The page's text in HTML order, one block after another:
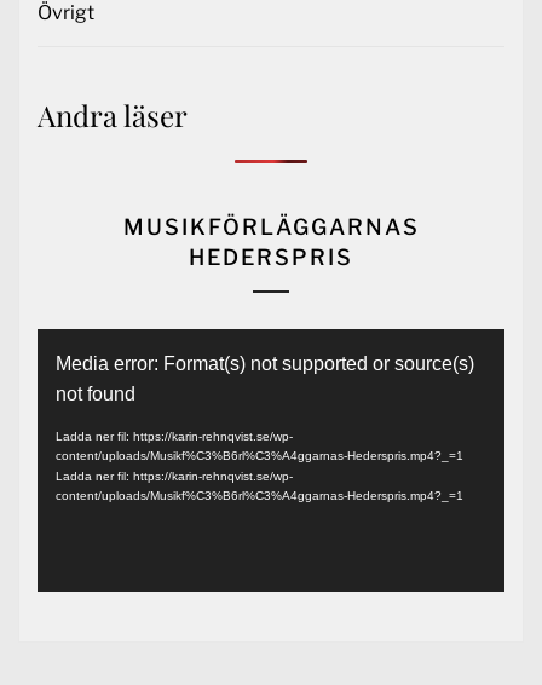
Övrigt
Andra läser
MUSIKFÖRLÄGGARNAS
HEDERSPRIS
Media error: Format(s) not supported or source(s)
not found
Ladda ner fil: https://karin-rehnqvist.se/wp-
content/uploads/Musikf%C3%B6rl%C3%A4ggarnas-Hederspris.mp4?_=1
Ladda ner fil: https://karin-rehnqvist.se/wp-
content/uploads/Musikf%C3%B6rl%C3%A4ggarnas-Hederspris.mp4?_=1